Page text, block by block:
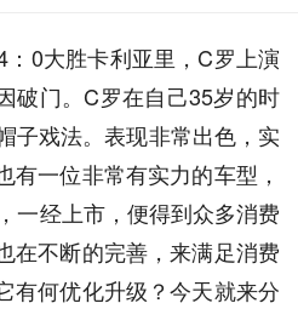
0大胜卡利亚里，C罗上演
破门。C罗在自己35岁的时
子戏法。表现非常出色，实
有一位非常有实力的车型，
一经上市，便得到众多消费
在不断的完善，来满足消费
有何优化升级？今天就来分